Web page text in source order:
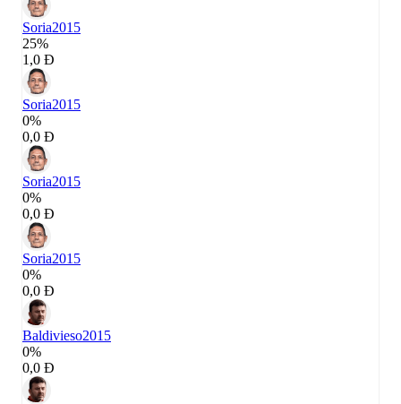
Soria2015
25%
1,0 Đ
Soria2015
0%
0,0 Đ
Soria2015
0%
0,0 Đ
Soria2015
0%
0,0 Đ
Baldivieso2015
0%
0,0 Đ